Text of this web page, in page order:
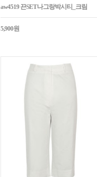
aw4519 끈SET나그랑박시티_크림
5,900원